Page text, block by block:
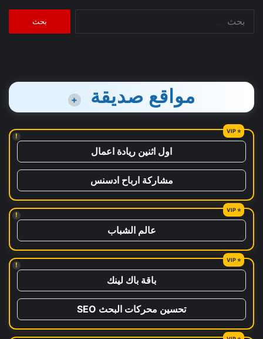
مواقع صديقة +
!
اول اثنين ريادة اعمال
مشاركة ارباح ادسنس
!
عالم الشباب
!
باقة باك لينك
تحسين محركات البحث SEO